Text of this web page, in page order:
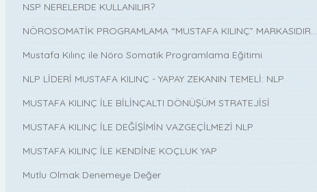
NSP NERELERDE KULLANILIR?
NÖROSOMATİK PROGRAMLAMA “MUSTAFA KILINÇ” MARKASIDIR…
Mustafa Kılınç ile Nöro Somatik Programlama Eğitimi
NLP LİDERİ MUSTAFA KILINÇ - YAPAY ZEKANIN TEMELİ: NLP
MUSTAFA KILINÇ İLE BİLİNÇALTI DÖNÜŞÜM STRATEJİSİ
MUSTAFA KILINÇ İLE DEĞİŞİMİN VAZGEÇİLMEZİ NLP
MUSTAFA KILINÇ İLE KENDİNE KOÇLUK YAP
Mutlu Olmak Denemeye Değer